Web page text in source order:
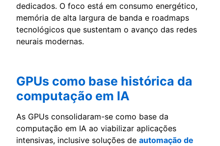
dedicados. O foco está em consumo energético,
memória de alta largura de banda e roadmaps
tecnológicos que sustentam o avanço das redes
neurais modernas.
GPUs como base histórica da
computação em IA
As GPUs consolidaram-se como base da
computação em IA ao viabilizar aplicações
intensivas, inclusive soluções de automação de